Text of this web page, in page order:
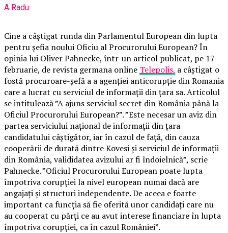
A Radu
Cine a câștigat runda din Parlamentul European din lupta
pentru șefia noului Oficiu al Procurorului European? În
opinia lui Oliver Pahnecke, într-un articol publicat, pe 17
februarie, de revista germana online Telepolis, a câștigat o
fostă procuroare-șefă a a agenției anticorupție din Romania
care a lucrat cu serviciul de informații din țara sa. Articolul
se intitulează ”A ajuns serviciul secret din România până la
Oficiul Procurorului European?”. ”Este necesar un aviz din
partea serviciului național de informații din țara
candidatului câștigător, iar în cazul de față, din cauza
cooperării de durată dintre Kovesi și serviciul de informații
din România, valididatea avizului ar fi îndoielnică”, scrie
Pahnecke. ”Oficiul Procurorului European poate lupta
împotriva corupției la nivel european numai dacă are
angajați și structuri independente. De aceea e foarte
important ca funcția să fie oferită unor candidați care nu
au cooperat cu părți ce au avut interese financiare în lupta
împotriva corupției, ca în cazul României”.